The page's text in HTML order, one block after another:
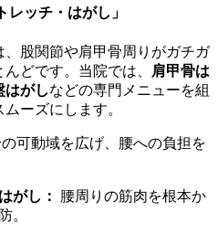
ッチ・はがし」
股関節や肩甲骨周りがガチガ
どです。当院では、
肩甲骨は
はがしなどの専門メニューを組
ーズにします。
の可動域を広げ、腰への負担を
がし：
腰周りの筋肉を根本か
。